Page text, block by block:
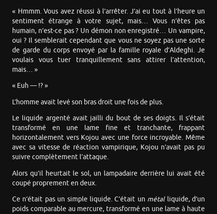
« Hmmm. Vous avez réussi à l’arrêter. J’ai eu tout à l’heure un
sentiment étrange à votre sujet, mais… Vous n’êtes pas
humain, n’est-ce pas ? Un démon non enregistré… Un vampire,
oui ? Il semblerait cependant que vous ne soyez pas une sorte
de garde du corps envoyé par la famille royale d’Aldeghi. Je
voulais vous tuer tranquillement sans attirer l’attention,
mais… »
« Euh — !? »
L’homme avait levé son bras droit une fois de plus.
Le liquide argenté avait jailli du bout de ses doigts. Il s’était
transformé en une lame fine et tranchante, frappant
horizontalement vers Kojou avec une force incroyable. Même
avec sa vitesse de réaction vampirique, Kojou n’avait pas pu
suivre complètement l’attaque.
Alors qu’il heurtait le sol, un lampadaire derrière lui avait été
coupé proprement en deux.
Ce n’était pas un simple liquide. C’était un métal liquide, d’un
poids comparable au mercure, transformé en une lame à haute